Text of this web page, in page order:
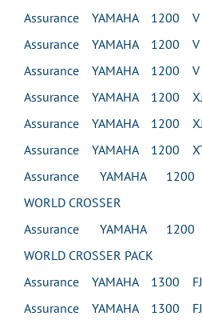
Assurance YAMAHA 1200 V
Assurance YAMAHA 1200 V
Assurance YAMAHA 1200 V
Assurance YAMAHA 1200
Assurance YAMAHA 1200
Assurance YAMAHA 1200 XT
Assurance YAMAHA 1200
WORLD CROSSER
Assurance YAMAHA 1200
WORLD CROSSER PACK
Assurance YAMAHA 1300
Assurance YAMAHA 1300